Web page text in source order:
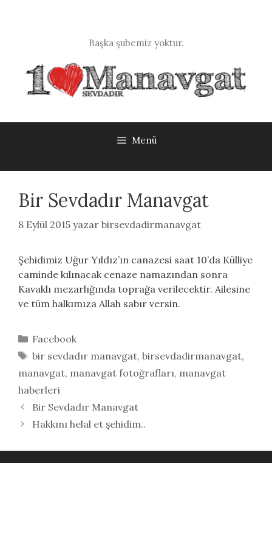
Başka şubemiz yoktur.
Menü
Bir Sevdadır Manavgat
8 Eylül 2015 yazar birsevdadirmanavgat
Şehidimiz Uğur Yıldız’ın canazesi saat 10’da Külliye
caminde kılınacak cenaze namazından sonra
Kavaklı mezarlığında toprağa verilecektir. Ailesine
ve tüm halkımıza Allah sabır versin.
Kategoriler
Facebook
Etiketler
bir sevdadır manavgat, birsevdadirmanavgat,
manavgat, manavgat fotoğrafları, manavgat
haberleri
Bir Sevdadır Manavgat
Hakkını helal et şehidim..